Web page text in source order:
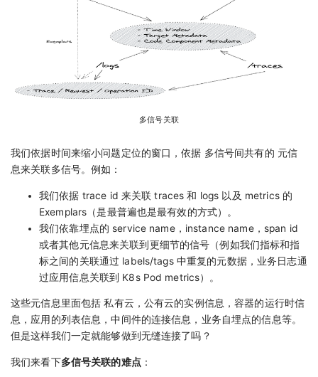
多信号关联
我们依据时间来缩小问题定位的窗口，依据 多信号间共有的 元信
息来关联多信号。例如：
我们依据 trace id 来关联 traces 和 logs 以及 metrics 的
Exemplars（是最普遍也是最有效的方式）。
我们依靠埋点的 service name，instance name，span id
或者其他元信息来关联到更细节的信号（例如我们指标和指
标之间的关联通过 labels/tags 中重复的元数据，业务日志通
过应用信息关联到 K8s Pod metrics）。
这些元信息里面包括 私有云，公有云的实例信息，容器的运行时信
息，应用的列表信息，中间件的连接信息，业务自埋点的信息等。
但是这样我们一定就能够做到无缝连接了吗？
我们来看下多信号关联的难点：